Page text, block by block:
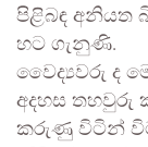
පිළිබඳ අනියත
හට ගැනුණි.
වෛද්‍යවරු ද
අදහස තහවුරු
කරුණු විටින්